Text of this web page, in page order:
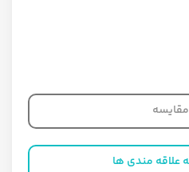
مقایسه
علاقه مندی ها